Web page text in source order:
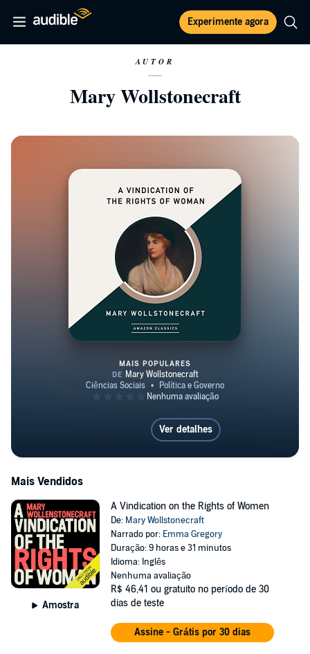
Experimente agora
AUTOR
Mary Wollstonecraft
A Vindication of the Rights of
MAIS POPULARES
Ver detalhes
Mais Vendidos
Amostra
A Vindication on the Rights of Women
De: Mary Wollstonecraft
Narrado por: Emma Gregory
Duração: 9 horas e 31 minutos
Idioma: Inglês
Nenhuma avaliação
R$ 46,41 ou gratuito no período de 30
dias de teste
Assine - Grátis por 30 dias